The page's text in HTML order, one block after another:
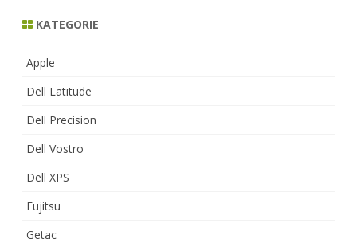
KATEGORIE
Apple
Dell Latitude
Dell Precision
Dell Vostro
Dell XPS
Fujitsu
Getac